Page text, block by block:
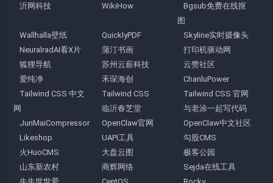
沂网科技
WikiHow
Bgsub免费在线抠
图
Wallhalla壁纸
QuicklyPDF
Skyline实时摄像头
NeuralradAI看X片
蒲汀书画
打印机驱动网
狐狸导航
苏州云薪科技
云赞社区
爱纯净
禾琛海创
ChanluPower
Tailwind CSS 中文
网
Tailwind CSS
Tailwind CSS 官网
临沂春芝堂
与老涂一起写代码
JunMaiCompressor
OpenClaw官网
OpenClaw中文社区
Likeshop
UAPI工具
勾股CMS
火HuoCMS
大盘云图
极客公园
山东新农村
商辉网络
Sejda在线工具